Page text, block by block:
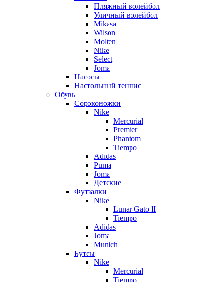
Пляжный волейбол
Уличный волейбол
Mikasa
Wilson
Molten
Nike
Select
Joma
Насосы
Настольный теннис
Обувь
Сороконожки
Nike
Mercurial
Premier
Phantom
Tiempo
Adidas
Puma
Joma
Детские
Футзалки
Nike
Lunar Gato II
Tiempo
Adidas
Joma
Munich
Бутсы
Nike
Mercurial
Tiempo